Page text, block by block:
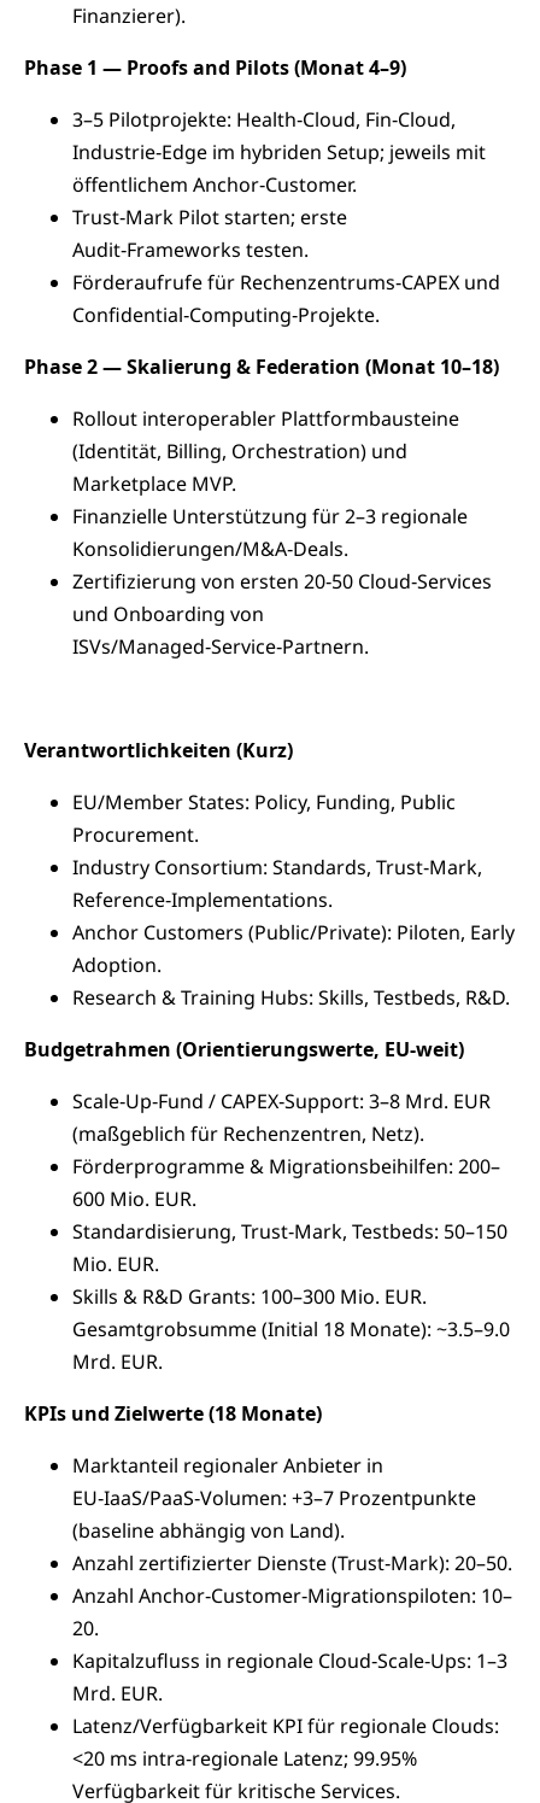
Finanzierer).
Phase 1 — Proofs and Pilots (Monat 4–9)
3–5 Pilotprojekte: Health‑Cloud, Fin‑Cloud,
Industrie‑Edge im hybriden Setup; jeweils mit
öffentlichem Anchor‑Customer.
Trust‑Mark Pilot starten; erste
Audit‑Frameworks testen.
Förderaufrufe für Rechenzentrums‑CAPEX und
Confidential‑Computing‑Projekte.
Phase 2 — Skalierung & Federation (Monat 10–18)
Rollout interoperabler Plattformbausteine
(Identität, Billing, Orchestration) und
Marketplace MVP.
Finanzielle Unterstützung für 2–3 regionale
Konsolidierungen/M&A‑Deals.
Zertifizierung von ersten 20‑50 Cloud‑Services
und Onboarding von
ISVs/Managed‑Service‑Partnern.
Verantwortlichkeiten (Kurz)
EU/Member States: Policy, Funding, Public
Procurement.
Industry Consortium: Standards, Trust‑Mark,
Reference‑Implementations.
Anchor Customers (Public/Private): Piloten, Early
Adoption.
Research & Training Hubs: Skills, Testbeds, R&D.
Budgetrahmen (Orientierungswerte, EU‑weit)
Scale‑Up‑Fund / CAPEX‑Support: 3–8 Mrd. EUR
(maßgeblich für Rechenzentren, Netz).
Förderprogramme & Migrationsbeihilfen: 200–
600 Mio. EUR.
Standardisierung, Trust‑Mark, Testbeds: 50–150
Mio. EUR.
Skills & R&D Grants: 100–300 Mio. EUR.
Gesamtgrobsumme (Initial 18 Monate): ~3.5–9.0
Mrd. EUR.
KPIs und Zielwerte (18 Monate)
Marktanteil regionaler Anbieter in
EU‑IaaS/PaaS‑Volumen: +3–7 Prozentpunkte
(baseline abhängig von Land).
Anzahl zertifizierter Dienste (Trust‑Mark): 20–50.
Anzahl Anchor‑Customer‑Migrationspiloten: 10–
20.
Kapitalzufluss in regionale Cloud‑Scale‑Ups: 1–3
Mrd. EUR.
Latenz/Verfügbarkeit KPI für regionale Clouds:
<20 ms intra‑regionale Latenz; 99.95%
Verfügbarkeit für kritische Services.